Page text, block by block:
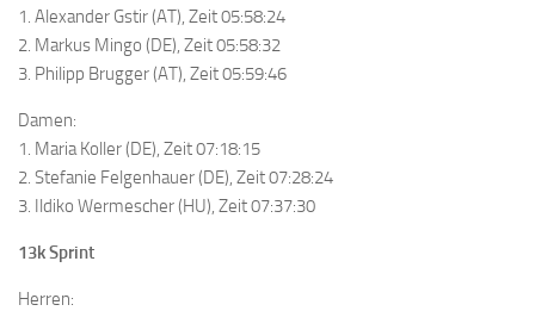
1. Alexander Gstir (AT), Zeit 05:58:24
2. Markus Mingo (DE), Zeit 05:58:32
3. Philipp Brugger (AT), Zeit 05:59:46
Damen:
1. Maria Koller (DE), Zeit 07:18:15
2. Stefanie Felgenhauer (DE), Zeit 07:28:24
3. Ildiko Wermescher (HU), Zeit 07:37:30
13k Sprint
Herren: